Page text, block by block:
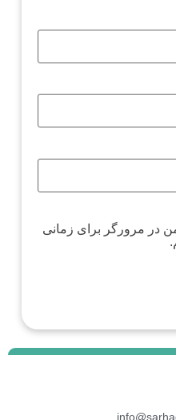
در مرورگر برای زمانی